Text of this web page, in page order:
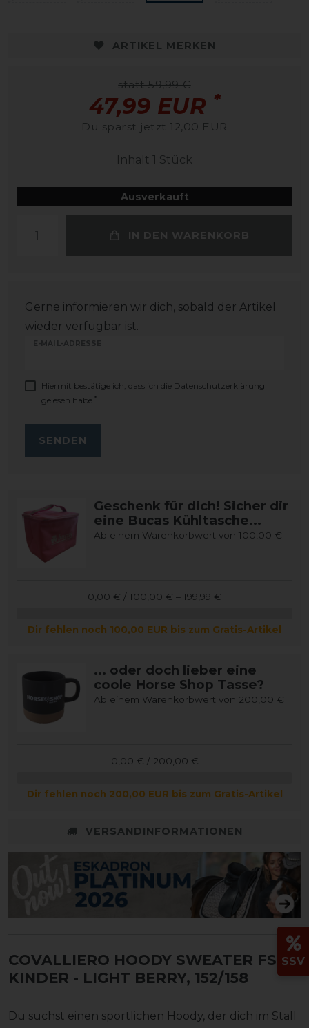
ARTIKEL MERKEN
statt 59,99 €
47,99 EUR *
Du sparst jetzt 12,00 EUR
Inhalt 1 Stück
Ausverkauft
IN DEN WARENKORB
Gerne informieren wir dich, sobald der Artikel
wieder verfügbar ist.
E-MAIL-ADRESSE
Hiermit bestätige ich, dass ich die Daten­schutz­erklärung
gelesen habe. *
SENDEN
Geschenk für dich! Sicher dir
eine Bucas Kühltasche...
Ab einem Warenkorbwert von 100,00 €
0,00 € / 100,00 € – 199,99 €
Dir fehlen noch 100,00 EUR bis zum Gratis-Artikel
... oder doch lieber eine
coole Horse Shop Tasse?
Ab einem Warenkorbwert von 200,00 €
0,00 € / 200,00 €
Dir fehlen noch 200,00 EUR bis zum Gratis-Artikel
VERSANDINFORMATIONEN
COVALLIERO HOODY SWEATER FS26
KINDER - LIGHT BERRY, 152/158
Du suchst einen sportlichen Hoody, der dich im Stall
SSV